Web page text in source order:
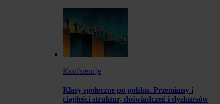
Konferencje
Klasy społeczne po polsku. Przemiany i
ciągłości struktur, doświadczeń i dyskursów